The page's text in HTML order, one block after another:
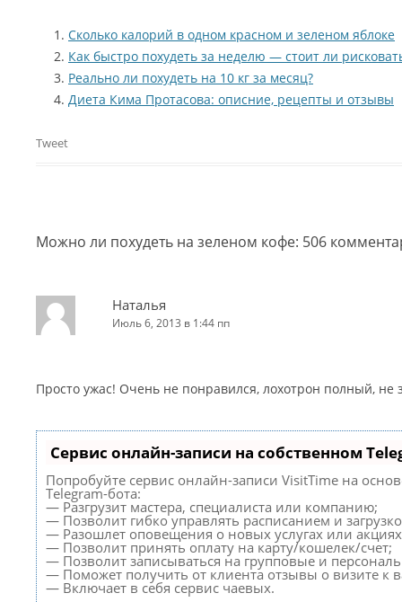
Сколько калорий в одном красном и зеленом яблоке
Как быстро похудеть за неделю — стоит ли
Реально ли похудеть на 10 кг за месяц?
Диета Кима Протасова: описние, рецепты и отзывы
Tweet
Можно ли похудеть на зеленом кофе: 506
Наталья
Июль 6, 2013 в 1:44 пп
Просто ужас! Очень не понравился, лохотрон полный,
Сервис онлайн-записи на собственном
Попробуйте сервис онлайн-записи VisitTime на
Telegram-бота:
— Разгрузит мастера, специалиста или компанию;
— Позволит гибко управлять расписанием и
— Разошлет оповещения о новых услугах или
— Позволит принять оплату на карту/кошелек/счет;
— Позволит записываться на групповые и
— Поможет получить от клиента отзывы о визите к
— Включает в себя сервис чаевых.